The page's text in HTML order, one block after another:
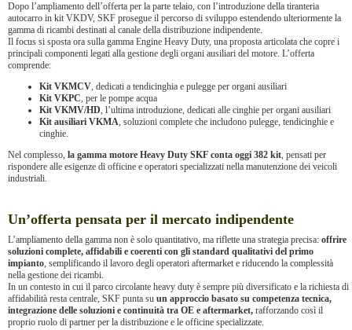
Dopo l’ampliamento dell’offerta per la parte telaio, con l’introduzione della tirante­ria
autocarro in kit VKDV, SKF prosegue il percorso di sviluppo estendendo ulteriormente la
gamma di ricambi destinati al canale della distribuzione indipendente.
Il focus si sposta ora sulla gamma Engine Heavy Duty, una proposta articolata che copre i
principali componenti legati alla gestione degli organi ausiliari del motore. L’offerta
comprende:
Kit VKMCV, dedicati a tendicinghia e pulegge per organi ausiliari
Kit VKPC, per le pompe acqua
Kit VKMV/HD, l’ultima introduzione, dedicati alle cinghie per organi ausiliari
Kit ausiliari VKMA, soluzioni complete che includono pulegge, tendicinghie e
cinghie.
Nel complesso, la gamma motore Heavy Duty SKF conta oggi 382 kit, pensati per
rispondere alle esigenze di officine e operatori specializzati nella manutenzione dei veicoli
industriali.
Un’offerta pensata per il mercato indipendente
L’ampliamento della gamma non è solo quantitativo, ma riflette una strategia precisa: offrire
soluzioni complete, affidabili e coerenti con gli standard qualitativi del primo
impianto, semplificando il lavoro degli operatori aftermarket e riducendo la complessità
nella gestione dei ricambi.
In un contesto in cui il parco circolante heavy duty è sempre più diversificato e la richiesta di
affidabilità resta centrale, SKF punta su un approccio basato su competenza tecnica,
integrazione delle soluzioni e continuità tra OE e aftermarket, rafforzando così il
proprio ruolo di partner per la distribuzione e le officine specializzate.